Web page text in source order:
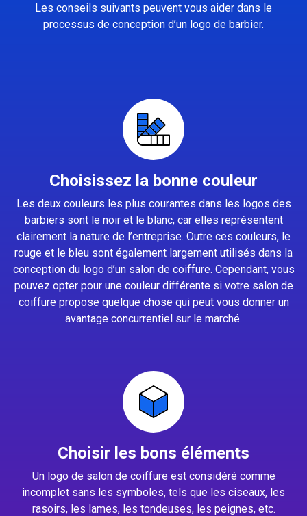
Les conseils suivants peuvent vous aider dans le
processus de conception d’un logo de barbier.
Choisissez la bonne couleur
Les deux couleurs les plus courantes dans les logos des
barbiers sont le noir et le blanc, car elles représentent
clairement la nature de l’entreprise. Outre ces couleurs, le
rouge et le bleu sont également largement utilisés dans la
conception du logo d’un salon de coiffure. Cependant, vous
pouvez opter pour une couleur différente si votre salon de
coiffure propose quelque chose qui peut vous donner un
avantage concurrentiel sur le marché.
Choisir les bons éléments
Un logo de salon de coiffure est considéré comme
incomplet sans les symboles, tels que les ciseaux, les
rasoirs, les lames, les tondeuses, les peignes, etc.